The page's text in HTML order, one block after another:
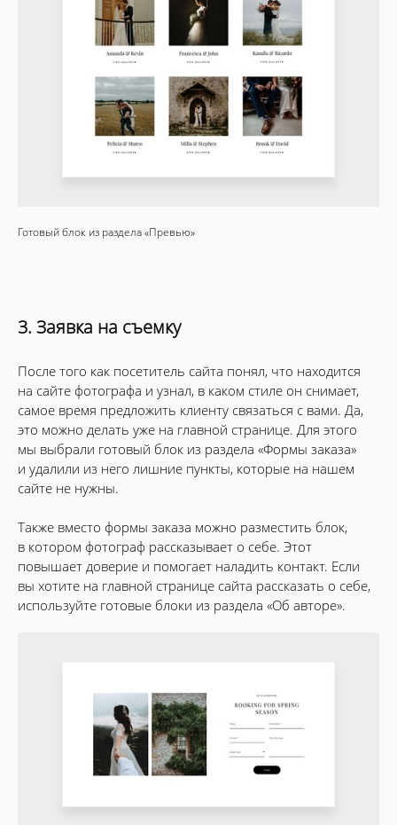
Готовый блок из раздела «Превью»
3. Заявка на съемку
После того как посетитель сайта понял, что находится
на сайте фотографа и узнал, в каком стиле он снимает,
самое время предложить клиенту связаться с вами. Да,
это можно делать уже на главной странице. Для этого
мы выбрали готовый блок из раздела «Формы заказа»
и удалили из него лишние пункты, которые на нашем
сайте не нужны.
Также вместо формы заказа можно разместить блок,
в котором фотограф рассказывает о себе. Этот
повышает доверие и помогает наладить контакт. Если
вы хотите на главной странице сайта рассказать о себе,
используйте готовые блоки из раздела «Об авторе».